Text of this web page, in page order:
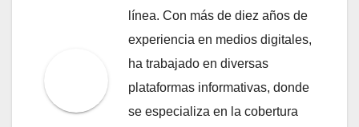
línea. Con más de diez años de
experiencia en medios digitales,
ha trabajado en diversas
plataformas informativas, donde
se especializa en la cobertura